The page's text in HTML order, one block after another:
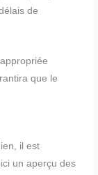
de
que le
il est
un aperçu des